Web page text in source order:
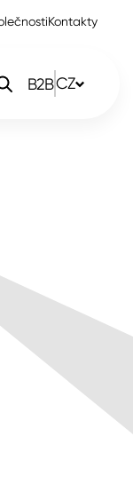
Kontakty
B2BCZ
EN